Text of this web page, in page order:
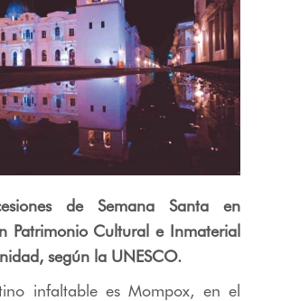
de Semana Santa en
Patrimonio Cultural e Inmaterial
según la UNESCO.
infaltable es Mompox, en el